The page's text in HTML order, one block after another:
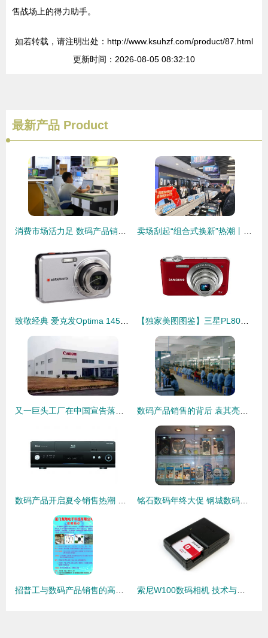
售战场上的得力助手。
如若转载，请注明出处：http://www.ksuhzf.com/product/87.html
更新时间：2026-08-05 08:32:10
最新产品 Product